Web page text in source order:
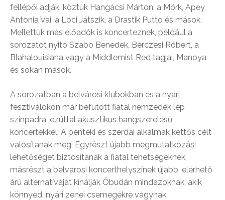
fellépői adják, köztük Hangácsi Márton, a Mörk, Apey,
Antonia Vai, a Lóci Játszik, a Drastik Putto és mások.
Mellettük más előadók is koncerteznek, például a
sorozatot nyitó Szabó Benedek, Bérczesi Róbert, a
Blahalouisiana vagy a Middlemist Red tagjai, Manoya
és sokan mások.
A sorozatban a belvárosi klubokban és a nyári
fesztiválokon már befutott fiatal nemzedék lép
színpadra, ezúttal akusztikus hangszerelésű
koncertekkel. A pénteki és szerdai alkalmak kettős célt
valósítanak meg. Egyrészt újabb megmutatkozási
lehetőséget biztosítanak a fiatal tehetségeknek,
másrészt a belvárosi koncerthelyszínek újabb, elérhető
árú alternatíváját kínálják Óbudán mindazoknak, akik
könnyed, nyári zenei csemegékre vágynak.